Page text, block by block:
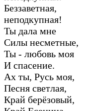
Беззаветная,
неподкупная!
Ты дала мне
Силы несметные,
Ты - любовь моя
И спасение.
Ах ты, Русь моя,
Песня светлая,
Край берёзовый,